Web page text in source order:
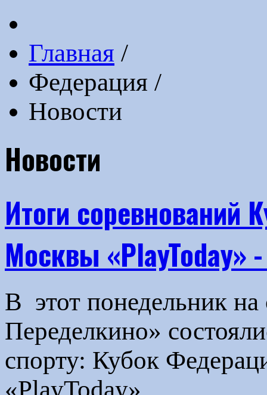
Главная /
Федерация /
Новости
Новости
Итоги соревнований
Москвы «PlayToday»
В этот понедельник
Переделкино»
спорту: Кубок
«PlayToday».